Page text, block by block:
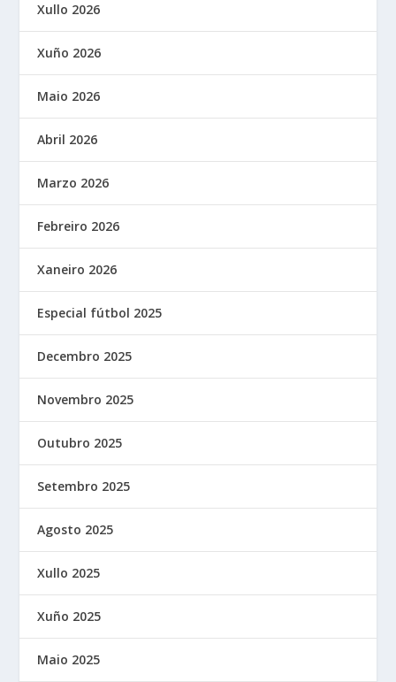
Xullo 2026
Xuño 2026
Maio 2026
Abril 2026
Marzo 2026
Febreiro 2026
Xaneiro 2026
Especial fútbol 2025
Decembro 2025
Novembro 2025
Outubro 2025
Setembro 2025
Agosto 2025
Xullo 2025
Xuño 2025
Maio 2025